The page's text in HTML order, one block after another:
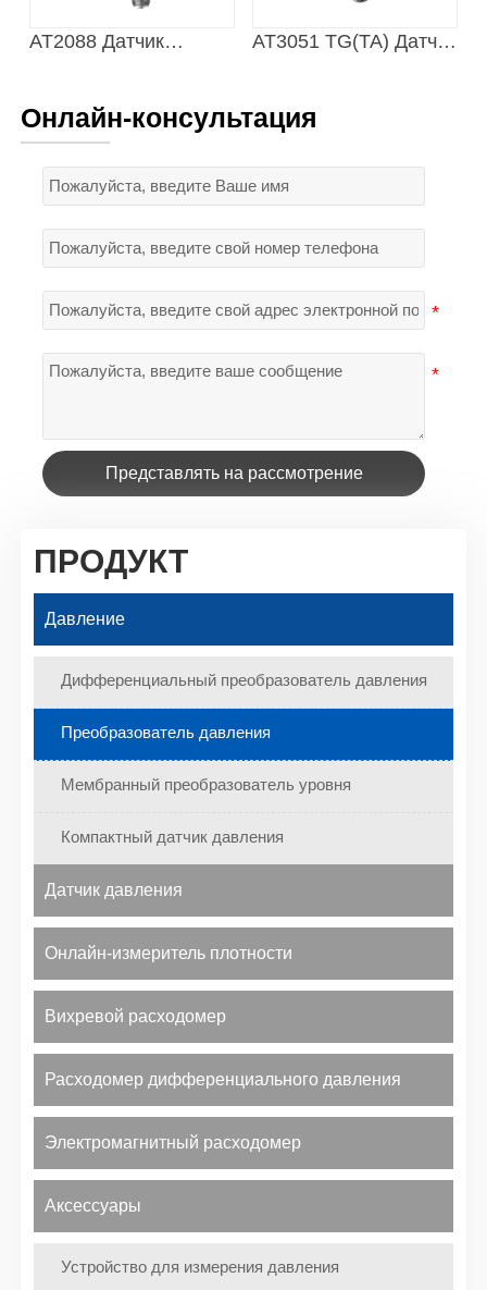
AT2088 Датчик
AT3051 TG(TA) Датчик
Онлайн-консультация
Представлять на рассмотрение
ПРОДУКТ
Давление
Дифференциальный преобразователь давления
Преобразователь давления
Мембранный преобразователь уровня
Компактный датчик давления
Датчик давления
Онлайн-измеритель плотности
Вихревой расходомер
Расходомер дифференциального давления
Электромагнитный расходомер
Аксессуары
Устройство для измерения давления